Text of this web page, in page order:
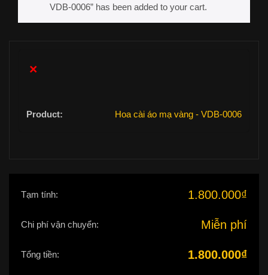
VDB-0006” has been added to your cart.
×
Hoa cài áo mạ vàng - VDB-0006
Tạm tính: 1.800.000₫
Chi phí vận chuyển: Miễn phí
Tổng tiền: 1.800.000₫